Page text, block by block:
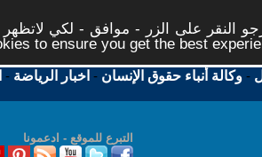
النقر على الزر - موافق - لكي لاتظهر
to ensure you get the best
-وكالة أنباء حقوق الإنسان - اخبار الرياضة -
التبرع للموقع - ادعمونا